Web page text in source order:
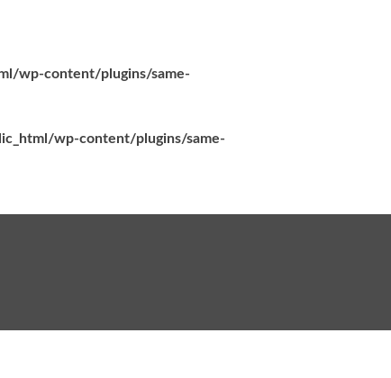
wp-content/plugins/same-
wp-content/plugins/same-